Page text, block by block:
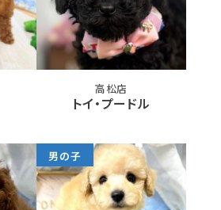
高松店
トイ・プードル
男の子